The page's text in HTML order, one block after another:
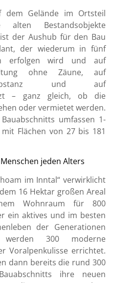
dem Gelände im Ortsteil
Bestandsobjekte
der Aushub für den Bau
der wiederum in fünf
erfolgen wird und auf
ohne Zäune, auf
und auf
– ganz gleich, ob die
oder vermietet werden.
umfassen 1-
Flächen von 27 bis 181
jeden Alters
im Inntal“ verwirklicht
16 Hektar großen Areal
Wohnraum für 800
ein aktives und im besten
der Generationen
werden 300 moderne
Voralpenkulisse errichtet.
dann bereits die rund 300
ihre neuen